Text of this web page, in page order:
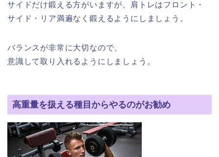
サイドだけ鍛える方がいますが、肩トレはフロント・
サイド・リア満遍なく鍛えるようにしましょう。
バランスが非常に大切なので、
意識して取り入れるようにしましょう。
高重量を扱える種目からやるのがお勧め